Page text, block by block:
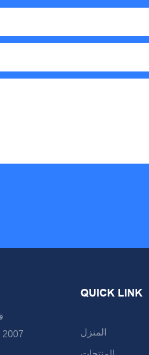
QUICK LINK
المنزل